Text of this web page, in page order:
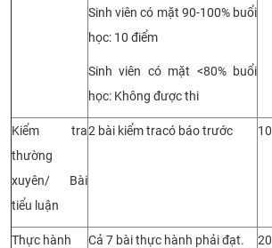
Sinh viên có mặt 90-100% buổi
học: 10 điểm
Sinh viên có mặt <80% buổi
học: Không được thi
Kiểm tra
thường
xuyên/ Bài
tiểu luận
2 bài kiểm tracó báo trước
10
Thực hành Cả 7 bài thực hành phải đạt. 20